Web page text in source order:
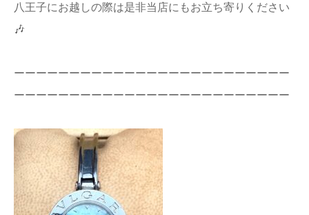
八王子にお越しの際は是非当店にもお立ち寄りください
🎶
ーーーーーーーーーーーーーーーーーーーーーーーーー
ーーーーーーーーーーーーーーーーーーーーーーーーー